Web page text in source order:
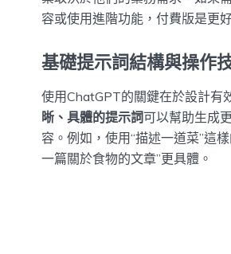
容或使用進階功能，付費版是更
基礎提示詞結構與操作
使用ChatGPT的關鍵在於設計有
晰、具體的提示詞可以幫助生成
容。例如，使用“描述一道菜”這
一篇關於食物的文章”更具體。